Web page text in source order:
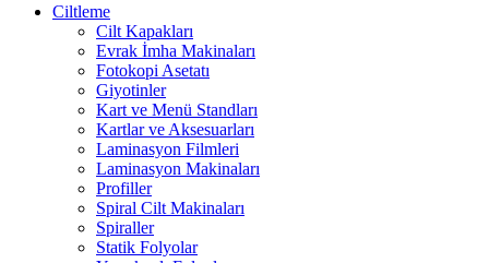
Ciltleme
Cilt Kapakları
Evrak İmha Makinaları
Fotokopi Asetatı
Giyotinler
Kart ve Menü Standları
Kartlar ve Aksesuarları
Laminasyon Filmleri
Laminasyon Makinaları
Profiller
Spiral Cilt Makinaları
Spiraller
Statik Folyolar